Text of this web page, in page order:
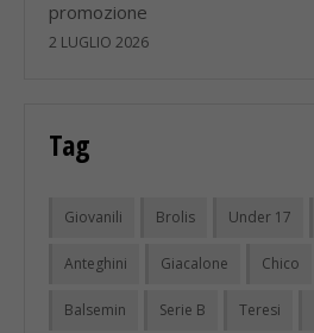
promozione
2 LUGLIO 2026
Tag
Giovanili Brolis Under 17
Anteghini Giacalone Chico
Balsemin Serie B Teresi